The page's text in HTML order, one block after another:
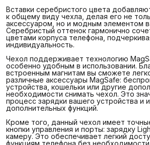
Вставки серебристого цвета
к общему виду чехла, делая его не
аксессуаром, но и модным элементом
Серебристый оттенок гармонично
цветами корпуса телефона,
индивидуальность.
Чехол поддерживает технологию
особенно удобным в использовании.
встроенным магнитам вы сможете
различные аксессуары MagSafe:
устройства, кошельки или другие
необходимости снимать чехол. Это
процесс зарядки вашего устройства и
дополнительных функций.
Кроме того, данный чехол имеет
кнопки управления и порты: зарядку
камеру. Это обеспечивает легкий
функциям телефона без необходимости